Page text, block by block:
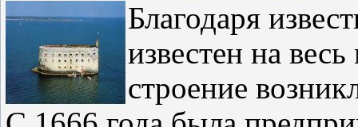
Благодаря
известен на
строение